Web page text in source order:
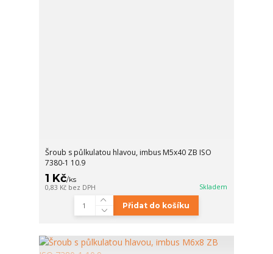
Šroub s půlkulatou hlavou, imbus M5x40 ZB ISO
7380-1 10.9
1 Kč/ks
0,83 Kč bez DPH Skladem
Přidat do košíku